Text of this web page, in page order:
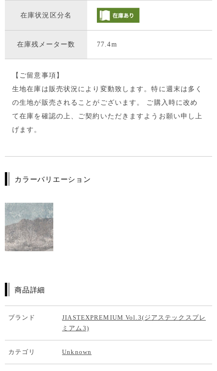
在庫状況区分名
在庫残メーター数 77.4m
【ご留意事項】
生地在庫は販売状況により変動致します。特に週末は多く
の生地が販売されることがございます。 ご購入時に改め
て在庫を確認の上、ご契約いただきますようお願い申し上
げます。
カラーバリエーション
商品詳細
ブランド
JIASTEXPREMIUM Vol.3(ジアステックスプレ
ミアム3)
カテゴリ Unknown